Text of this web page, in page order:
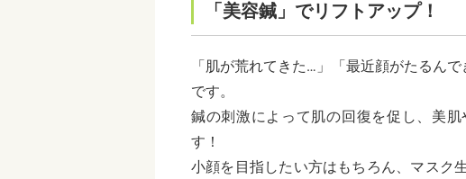
「美容鍼」でリフトアップ！
「肌が荒れてきた…」「最近顔がたるん
です。
鍼の刺激によって肌の回復を促し、美
す！
小顔を目指したい方はもちろん、マスク